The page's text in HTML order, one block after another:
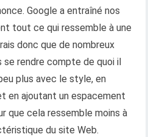
Google a entraîné nos
tout ce qui ressemble à une
donc que de nombreux
se rendre compte de quoi il
plus avec le style, en
en ajoutant un espacement
que cela ressemble moins à
du site Web.